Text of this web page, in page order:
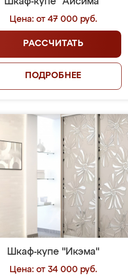
Цена: от 47 000 руб.
РАССЧИТАТЬ
ПОДРОБНЕЕ
Шкаф-купе "Икэма"
Цена: от 34 000 руб.